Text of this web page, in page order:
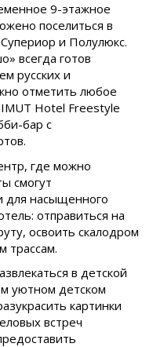
9-этажное
поселиться в
и Полулюкс.
всегда готов
русских и
отметить любое
Hotel Freestyle
бар с
где можно
смогут
для насыщенного
отправиться на
освоить скалодром
трассам.
в детской
уютном детском
картинки
встреч